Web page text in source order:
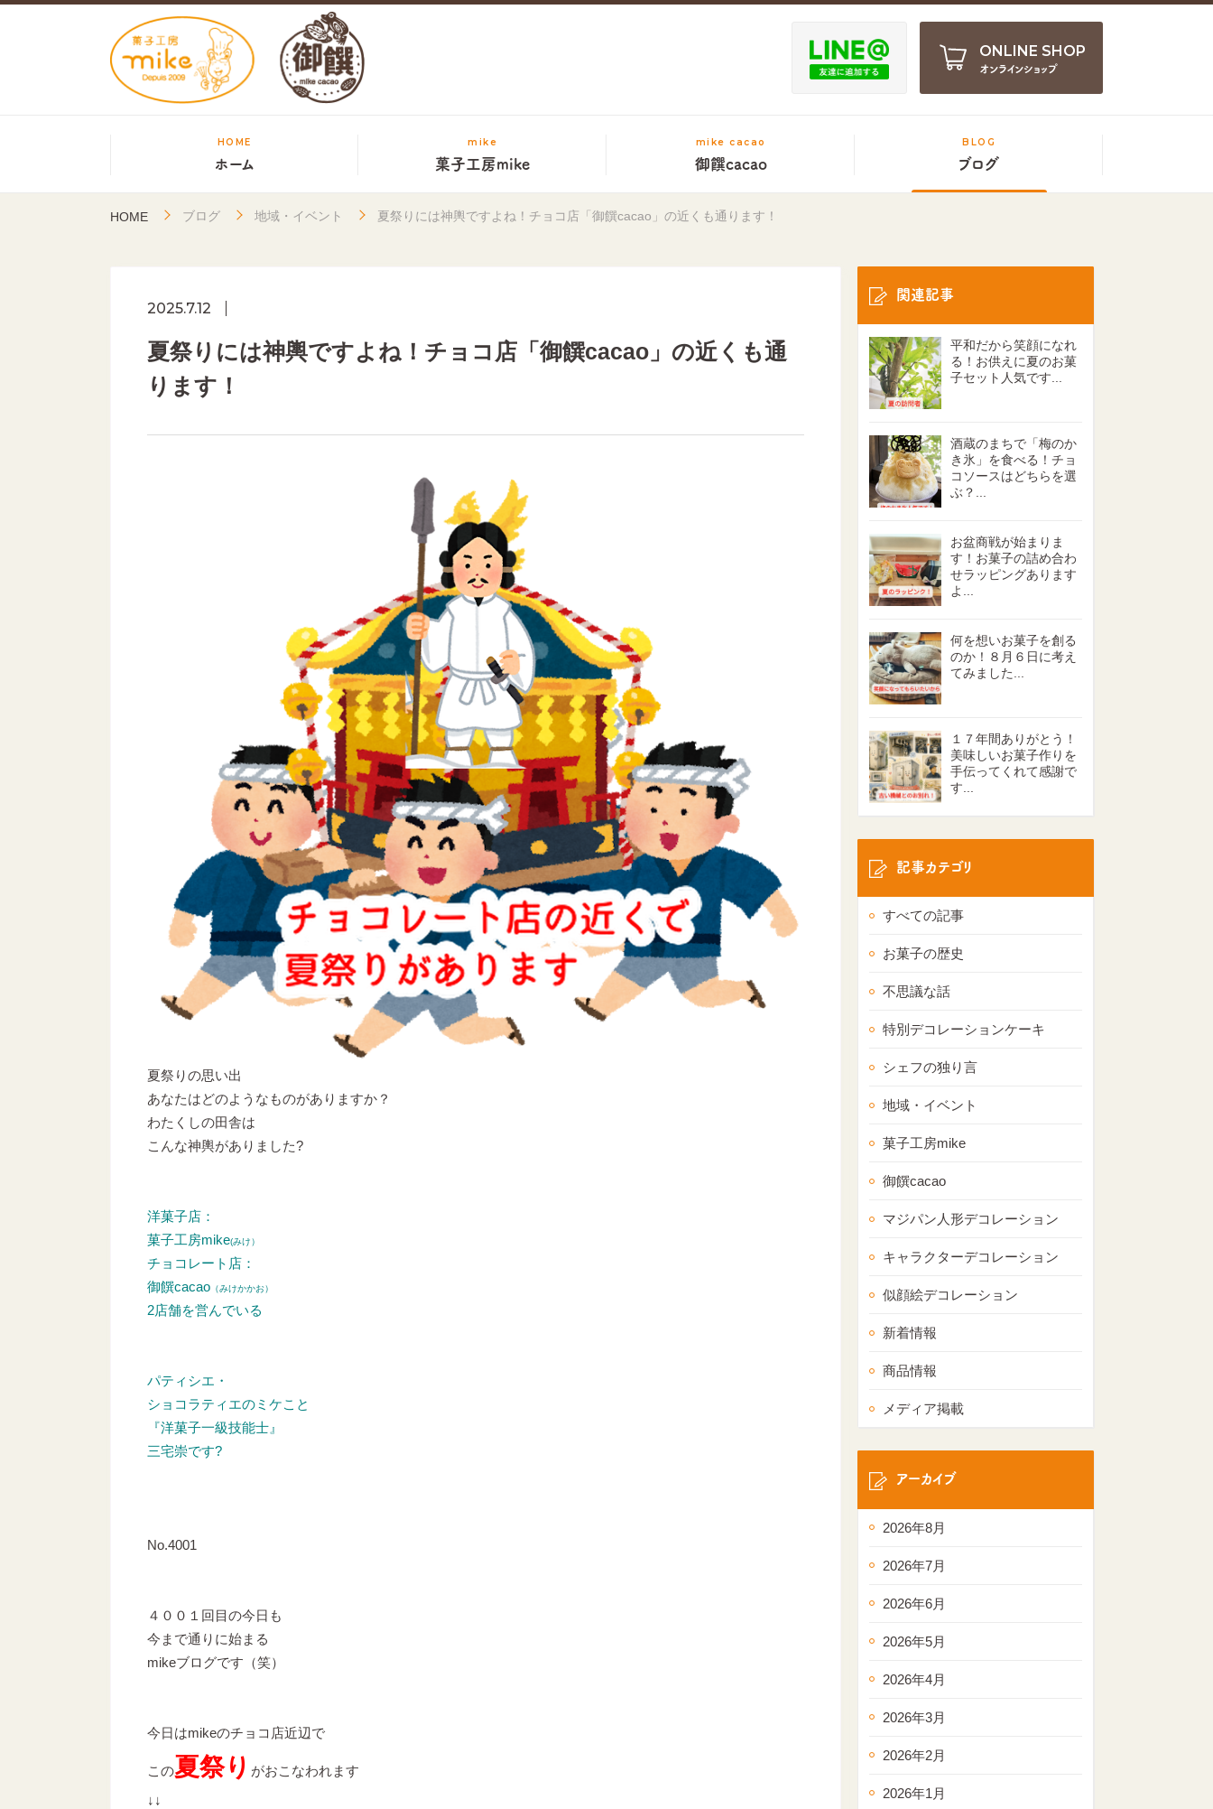
ONLINE SHOP
オンラインショップ
HOME
ホーム
mike
菓子工房mike
mike cacao
御饌cacao
BLOG
ブログ
HOME ブログ 地域・イベント 夏祭りには神輿ですよね！チョコ店「御饌cacao」の近くも通ります！
2025.7.12
夏祭りには神輿ですよね！チョコ店「御饌cacao」の近くも通
ります！
夏祭りの思い出
あなたはどのようなものがありますか？
わたくしの田舎は
こんな神輿がありました?
洋菓子店：
菓子工房mike(みけ）
チョコレート店：
御饌cacao （みけかかお）
2店舗を営んでいる
パティシエ・
ショコラティエのミケこと
『洋菓子一級技能士』
三宅崇です?
No.4001
４００１回目の今日も
今まで通りに始まる
mikeブログです（笑）
今日はmikeのチョコ店近辺で
この夏祭り がおこなわれます
↓↓
関連記事
平和だから笑顔になれ
る！お供えに夏のお菓
子セット人気です...
酒蔵のまちで「梅のか
き氷」を食べる！チョ
コソースはどちらを選
ぶ？...
お盆商戦が始まりま
す！お菓子の詰め合わ
せラッピングあります
よ...
何を想いお菓子を創る
のか！８月６日に考え
てみました...
１７年間ありがとう！
美味しいお菓子作りを
手伝ってくれて感謝で
す...
記事カテゴリ
すべての記事
お菓子の歴史
不思議な話
特別デコレーションケーキ
シェフの独り言
地域・イベント
菓子工房mike
御饌cacao
マジパン人形デコレーション
キャラクターデコレーション
似顔絵デコレーション
新着情報
商品情報
メディア掲載
アーカイブ
2026年8月
2026年7月
2026年6月
2026年5月
2026年4月
2026年3月
2026年2月
2026年1月